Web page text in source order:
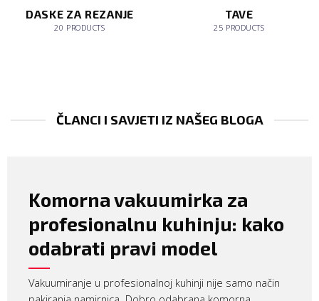
DASKE ZA REZANJE
20 PRODUCTS
TAVE
25 PRODUCTS
ČLANCI I SAVJETI IZ NAŠEG BLOGA
Komorna vakuumirka za
profesionalnu kuhinju: kako
odabrati pravi model
Vakuumiranje u profesionalnoj kuhinji nije samo način